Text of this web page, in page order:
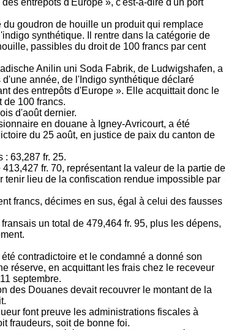
entrepôts d'Europe », c'est-à-dire d'un port
goudron de houille un produit qui remplace
synthétique. Il rentre dans la catégorie de
passibles du droit de 100 francs par cent
Anilin uni Soda Fabrik, de Ludwigshafen, a
année, de l'Indigo synthétique déclaré
des entrepôts d'Europe ». Elle acquittait donc le
de 100 francs.
d'août dernier.
en douane à Igney-Avricourt, a été
du 25 août, en justice de paix du canton de
: 63,287 fr. 25.
fr. 70, représentant la valeur de la partie de
tenir lieu de la confiscation rendue impossible par
francs, décimes en sus, égal à celui des fausses
un total de 479,464 fr. 95, plus les dépens,
contradictoire et le condamné a donné son
réserve, en acquittant les frais chez le receveur
septembre.
des Douanes devait recouvrer le montant de la
font preuve les administrations fiscales à
fraudeurs, soit de bonne foi.